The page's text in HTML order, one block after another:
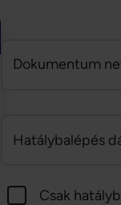
Dokumentum
Hatálybalépés
Csak